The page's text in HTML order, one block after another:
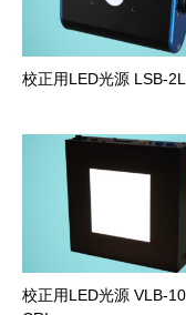
校正用LED光源 LSB-
校正用LED光源 VLB-